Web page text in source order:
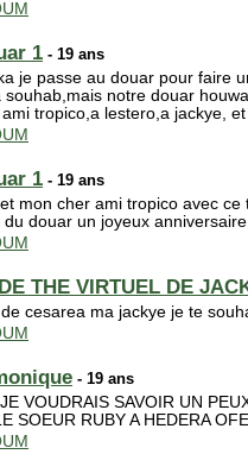
1 - 19 ans
je passe au douar pour faire
souhab,mais notre douar
tropico,a lestero,a jackye,
1 - 19 ans
mon cher ami tropico avec
douar un joyeux
THE VIRTUEL DE
cesarea ma jackye je te
- 19 ans
VOUDRAIS SAVOIR UN
SOEUR RUBY A HEDERA